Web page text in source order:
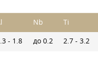
Nb Ti
- 1.8 до 0.2 2.7 - 3.2